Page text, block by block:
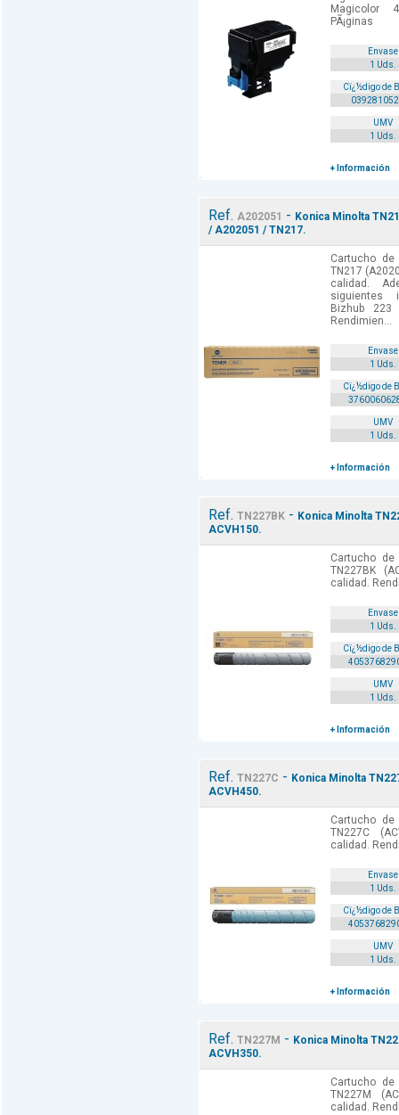
Magicolor
PÃ¡ginas
Envase
1 Uds.
Cï¿½digo de
UMV
1 Uds.
+ Información
Ref. A202051 - Konica Minolta
/ A202051 / TN217.
Cartucho
TN217
calidad.
siguientes
Bizhub
Rendimien...
Envase
1 Uds.
Cï¿½digo de
UMV
1 Uds.
+ Información
Ref. TN227BK- Konica Minolta
ACVH150.
Cartucho
TN227BK
calidad.
Envase
1 Uds.
Cï¿½digo de
UMV
1 Uds.
+ Información
Ref. TN227C - Konica Minolta
ACVH450.
Cartucho
TN227C
calidad.
Envase
1 Uds.
Cï¿½digo de
UMV
1 Uds.
+ Información
Ref. TN227M - Konica Minolta
ACVH350.
Cartucho
TN227M
calidad.